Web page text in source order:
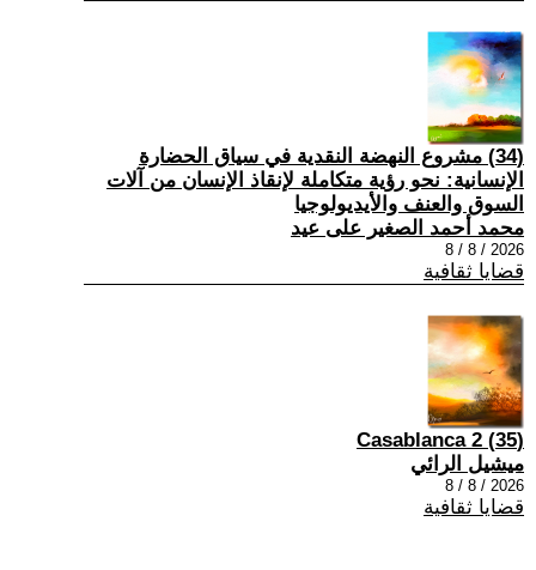
(34) مشروع النهضة النقدية في سياق الحضارة
الإنسانية: نحو رؤية متكاملة لإنقاذ الإنسان من آلات
السوق والعنف والأيديولوجيا
محمد أحمد الصغير على عيد
2026 / 8 / 8
قضايا ثقافية
(35) Casablanca 2
ميشيل الرائي
2026 / 8 / 8
قضايا ثقافية